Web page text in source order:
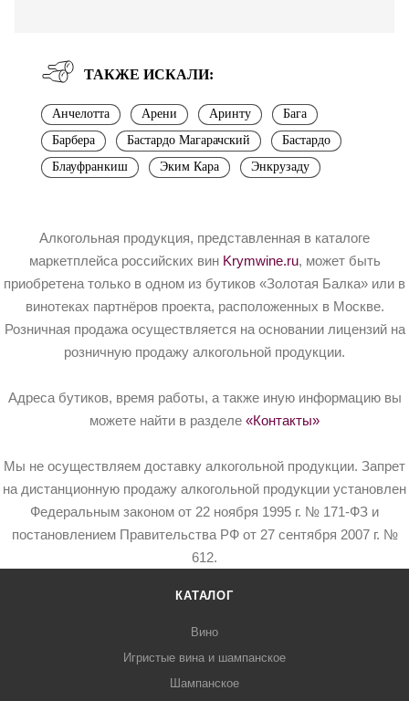
ТАКЖЕ ИСКАЛИ:
Анчелотта Арени Аринту
Бага
Барбера
Бастардо Магарачский
Бастардо
Блауфранкиш
Эким Кара Энкрузаду
Алкогольная продукция, представленная в каталоге
маркетплейса российских вин Krymwine.ru, может быть
приобретена только в одном из бутиков «Золотая Балка» или в
винотеках партнёров проекта, расположенных в Москве.
Розничная продажа осуществляется на основании лицензий на
розничную продажу алкогольной продукции.
Адреса бутиков, время работы, а также иную информацию вы
можете найти в разделе «Контакты»
Мы не осуществляем доставку алкогольной продукции. Запрет
на дистанционную продажу алкогольной продукции установлен
Федеральным законом от 22 ноября 1995 г. № 171-ФЗ и
постановлением Правительства РФ от 27 сентября 2007 г. №
612.
КАТАЛОГ
Вино
Игристые вина и шампанское
Шампанское